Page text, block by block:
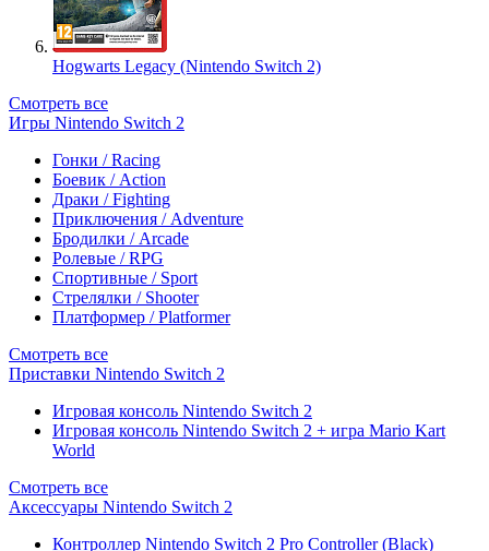
Hogwarts Legacy (Nintendo Switch 2)
Смотреть все
Игры Nintendo Switch 2
Гонки / Racing
Боевик / Action
Драки / Fighting
Приключения / Adventure
Бродилки / Arcade
Ролевые / RPG
Спортивные / Sport
Стрелялки / Shooter
Платформер / Platformer
Смотреть все
Приставки Nintendo Switch 2
Игровая консоль Nintendo Switch 2
Игровая консоль Nintendo Switch 2 + игра Mario Kart
World
Смотреть все
Аксессуары Nintendo Switch 2
Контроллер Nintendo Switch 2 Pro Controller (Black)